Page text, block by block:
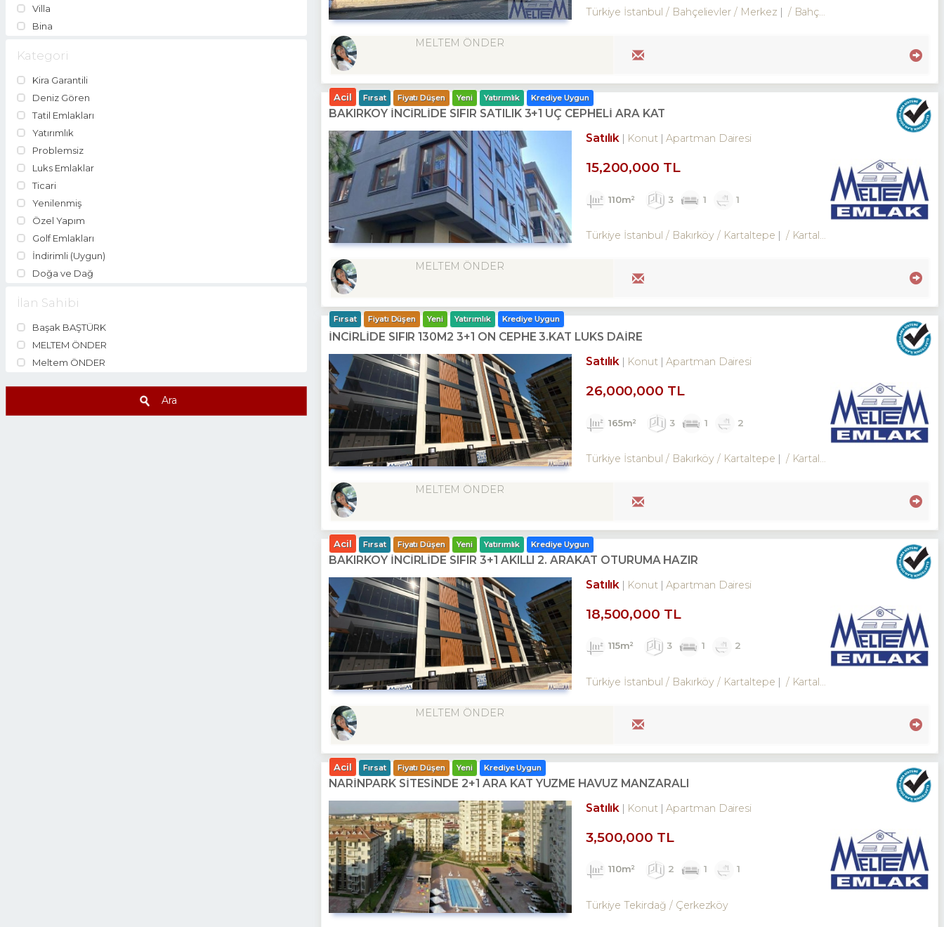
Villa
Bina
Kategori
Kira Garantili
Deniz Gören
Tatil Emlakları
Yatırımlık
Problemsiz
Luks Emlaklar
Ticari
Yenilenmiş
Özel Yapım
Golf Emlakları
İndirimli (Uygun)
Doğa ve Dağ
İlan Sahibi
Başak BAŞTÜRK
MELTEM ÖNDER
Meltem ÖNDER
Ara
Türkiye İstanbul / Bahçelievler / Merkez / Bahçelievler Mah.
MELTEM ÖNDER
Acil Fırsat Fiyatı Düşen Yeni Yatırımlık Krediye Uygun
BAKIRKÖY İNCİRLİDE SIFIR SATILIK 3+1 ÜÇ CEPHELİ ARA KAT
Satılık
Konut Apartman Dairesi
15,200,000 TL
110m² 3 1 1
Türkiye İstanbul / Bakırköy / Kartaltepe / Kartaltepe Mah.
MELTEM ÖNDER
Fırsat Fiyatı Düşen Yeni Yatırımlık Krediye Uygun
İNCİRLİDE SIFIR 130M2 3+1 ÖN CEPHE 3.KAT LÜKS DAİRE
Satılık
Konut Apartman Dairesi
26,000,000 TL
165m² 3 1 2
Türkiye İstanbul / Bakırköy / Kartaltepe / Kartaltepe Mah.
MELTEM ÖNDER
Acil Fırsat Fiyatı Düşen Yeni Yatırımlık Krediye Uygun
BAKIRKÖY İNCİRLİDE SIFIR 3+1 AKILLI 2. ARAKAT OTURUMA HAZIR
Satılık
Konut Apartman Dairesi
18,500,000 TL
115m² 3 1 2
Türkiye İstanbul / Bakırköy / Kartaltepe / Kartaltepe Mah.
MELTEM ÖNDER
Acil Fırsat Fiyatı Düşen Yeni Krediye Uygun
NARİNPARK SİTESİNDE 2+1 ARA KAT YÜZME HAVUZ MANZARALI
Satılık
Konut Apartman Dairesi
3,500,000 TL
110m² 2 1 1
Türkiye Tekirdağ / Çerkezköy